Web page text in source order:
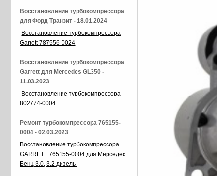
Восстановление турбокомпрессора
для Форд Транзит - 18.01.2024
Восстановление турбокомпрессора
Garrett 787556-0024
Восстановление турбокомпрессора
Garrett для Mercedes GL350 -
11.03.2023
Восстановление турбокомпрессора
802774-0004
Ремонт турбокомпрессора 765155-
0004 - 02.03.2023
Восстановление турбокомпрессора
GARRETT 765155-0004 для Мерседес
Бенц 3.0, 3.2 дизель